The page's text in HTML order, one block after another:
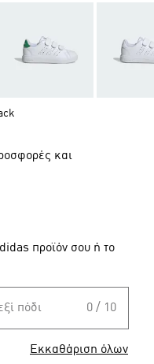
και
προϊόν σου ή το
πόδι 0 / 10
Εκκαθάριση όλων